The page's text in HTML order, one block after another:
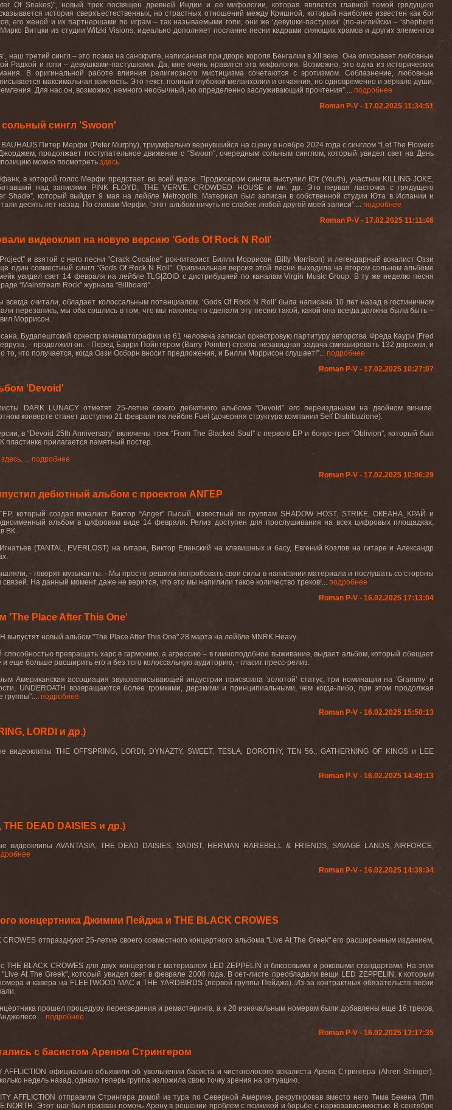
Of Snakes)”, новый трек посвящен древней Индии и ее мифологии, которая является главной темой грядущего
история сверхъестественных, но страстных отношений между Кришной, который наиболее известен как бог
его женой и их партнершами по играм – так называемыми гопи, они же ‘девушки-пастушки’ (по-английски – ‘shepherd
Витцки из студии Witzki Visions, идеально дополняет послание песни кадрами сияющих храмов и других элементов
наш третий сингл – это поэма на санскрите, написанная при дворе короля Бенгалии в XII веке. Она описывает любовные
Радхой и гопи – девушками-пастушками. Да, мне очень нравится эта мифология. Возможно, это одна из исторических
В оригинальной работе влияния религиозного мистицизма сочетаются с эротизмом. Соблазнение, любовные
максимальная важность. Это текст, полный глубокой меланхолии и отчаяния, но одновременно и зеркало души,
Для нас он, возможно, немного необычный, но определенно заслуживающий прочтения”.... подробнее
Roman P-V - 17.02.2025 11:34:51
сингл 'Swoon'
BAUHAUS Питер Мерфи (Peter Murphy), триумфально вернувшийся на сцену в ноябре 2024 года с синглом “Let The Flowers
продолжает поступательное движение с “Swoon”, очередным сольным синглом, который увидел свет на День
можно посмотреть здесь.
фанк, в которой голос Мерфи предстает во всей красе. Продюсером сингла выступил Ют(Youth), участник KILLING JOKE,
над записями PINK FLOYD, THE VERVE, CROWDED HOUSEи мн.др.
Это первая ласточка с грядущего
Shade”, который выйдет 9 мая на лейбле Metropolis. Материал был записан в собственной студии Юта в Испании и
десять лет назад. По словам Мерфи, “этот альбом ничуть не слабее любой другой моей записи”.... подробнее
Roman P-V - 17.02.2025 11:11:46
видеоклип на новую версию 'Gods Of Rock N Roll'
и взятой с него песни “Crack Cocaine” рок-гитарист Билли Моррисон (Billy Morrison) и легендарный вокалист Оззи
один совместный сингл “Gods Of Rock N Roll”. Оригинальная версия этой песни выходила на втором сольном альбоме
увидел свет 14 февраля на лейблеTLG |ZOID с дистрибуцией по каналамVirgin Music Group. В ту же неделю песня
“Mainstream Rock” журнала “Billboard”.
считали, обладает колоссальным потенциалом. ‘Gods Of Rock N Roll ’ была написана 10 лет назад в гостиничном
перезапись, мы оба сошлись в том, что мы наконец-то сделали эту песню такой, какой она всегда должна была быть –
Моррисон.
Будапештский оркестр кинематографии из 61 человека записал оркестровую партитуру авторства Фреда Каури (Fred
- продолжил он. - Перед Барри Пойнтером (Barry Pointer) стояла незавидная задача смикшировать 132 дорожки, и
то, что получается, когда Оззи Осборн вносит предложения, и Билли Моррисон слушает!”... подробнее
Roman P-V - 17.02.2025 10:27:07
'Devoid'
DARK LUNACY отметят 25-летие своего дебютного альбома “Devoid” его переизданием на двойном виниле.
конверте станет доступно 21 февраля на лейбле Fuel (дочерняя структура компании Self Distribuzione).
в “Devoid 25th Anniversary” включены трек “From The Blacked Soul” с первого EP и бонус-трек “Oblivion”, который был
прилагается памятный постер.
здесь. ... подробнее
Roman P-V - 17.02.2025 10:06:29
дебютный альбом с проектом АNГЕР
который создал вокалист Виктор “Anger” Лысый, известный по группам SHADOW HOST, STRIKE, ОКЕАНА_КРАЙ и
альбом в цифровом виде 14 февраля. Релиз доступен для прослушивания на всех цифровых площадках,
ВК.
(TANTAL, EVERLOST) на гитаре, Виктор Еленский на клавишных и басу, Евгений Козлов на гитаре и Александр
- говорят музыканты. - Мы просто решили попробовать свои силы в написании материала и послушать со стороны
На данный момент даже не верится, что это мы напилили такое количество треков!... подробнее
Roman P-V - 16.02.2025 17:13:04
'The Place After This One'
выпустят новый альбом "The Place After This One" 28 марта на лейбле MNRK Heavy.
способностью превращать харс в гармонию, а агрессию – в гимноподобное выживание, выдает альбом, который обещает
еще больше расширить его и без того колоссальную аудиторию, - гласит пресс-релиз.
Американская ассоциация звукозаписывающей индустрии присвоила ‘золотой’ статус, три номинации на ‘Grammy’ и
UNDEROATH
возвращаются более громкими, дерзкими и принципиальными, чем когда-либо, при этом продолжая
группы”.... подробнее
Roman P-V - 16.02.2025 15:50:13
LORDI и др.)
THE OFFSPRING, LORDI, DYNAZTY, SWEET, TESLA, DOROTHY, TEN 56., GATHERNING OF KINGS и LEE
Roman P-V - 16.02.2025 14:49:13
DEAD DAISIES и др.)
AVANTASIA, THE DEAD DAISIES, SADIST, HERMAN RAREBELL & FRIENDS, SAVAGE LANDS, AIRFORCE,
Roman P-V - 16.02.2025 14:39:34
концертника Джимми Пейджа и THE BLACK CROWES
CROWES отпразднуют25-летие своего совместного концертного альбома"Live At The Greek"его расширенным изданием,
THE BLACK CROWES для двух концертов с материалом LED ZEPPELIN и блюзовыми и роковыми стандартами. На этих
"Live At The Greek", который увидел свет в феврале 2000 года. В сет-листе преобладали вещи LED ZEPPELIN , к которым
и кавера на FLEETWOOD MAC иTHE YARDBIRDS (первой группы Пейджа). Из-за контрактных обязательств песни
прошел процедуру пересведения и ремастеринга, а к 20 изначальным номерам были добавлены еще 16 треков,
подробнее
Roman P-V - 16.02.2025 13:17:35
с басистом Ареном Стрингером
AFFLICTION официально объявили об увольнении басиста и чистоголосого вокалиста Арена Стрингера (Ahren Stringer).
недель назад, однако теперь группа изложила свою точку зрения на ситуацию.
AFFLICTION отправили Стрингера домой из тура по Северной Америке, рекрутировав вместо него Тима Бекена (Tim
NORTH. Этот шаг был призван помочь Арену в решении проблем с психикой и борьбе с наркозависимостью. В сентябре